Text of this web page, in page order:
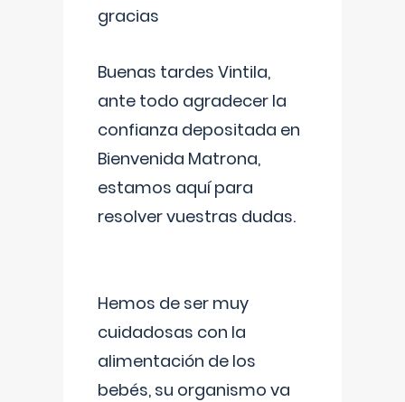
gracias
Buenas tardes Vintila,
ante todo agradecer la
confianza depositada en
Bienvenida Matrona,
estamos aquí para
resolver vuestras dudas.
Hemos de ser muy
cuidadosas con la
alimentación de los
bebés, su organismo va